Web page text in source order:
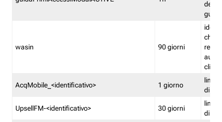
della
wasin 90 giorni
che
rete
clienti
AcqMobile_<identificativo> 1 giorno
limita
di
UpsellFM-<identificativo> 30 giorni
limita
di